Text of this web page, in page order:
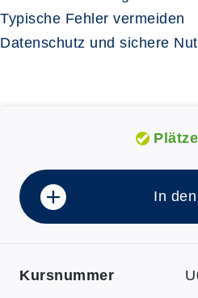
Typische Fehler vermeiden
Datenschutz und sichere
In
Kursnummer